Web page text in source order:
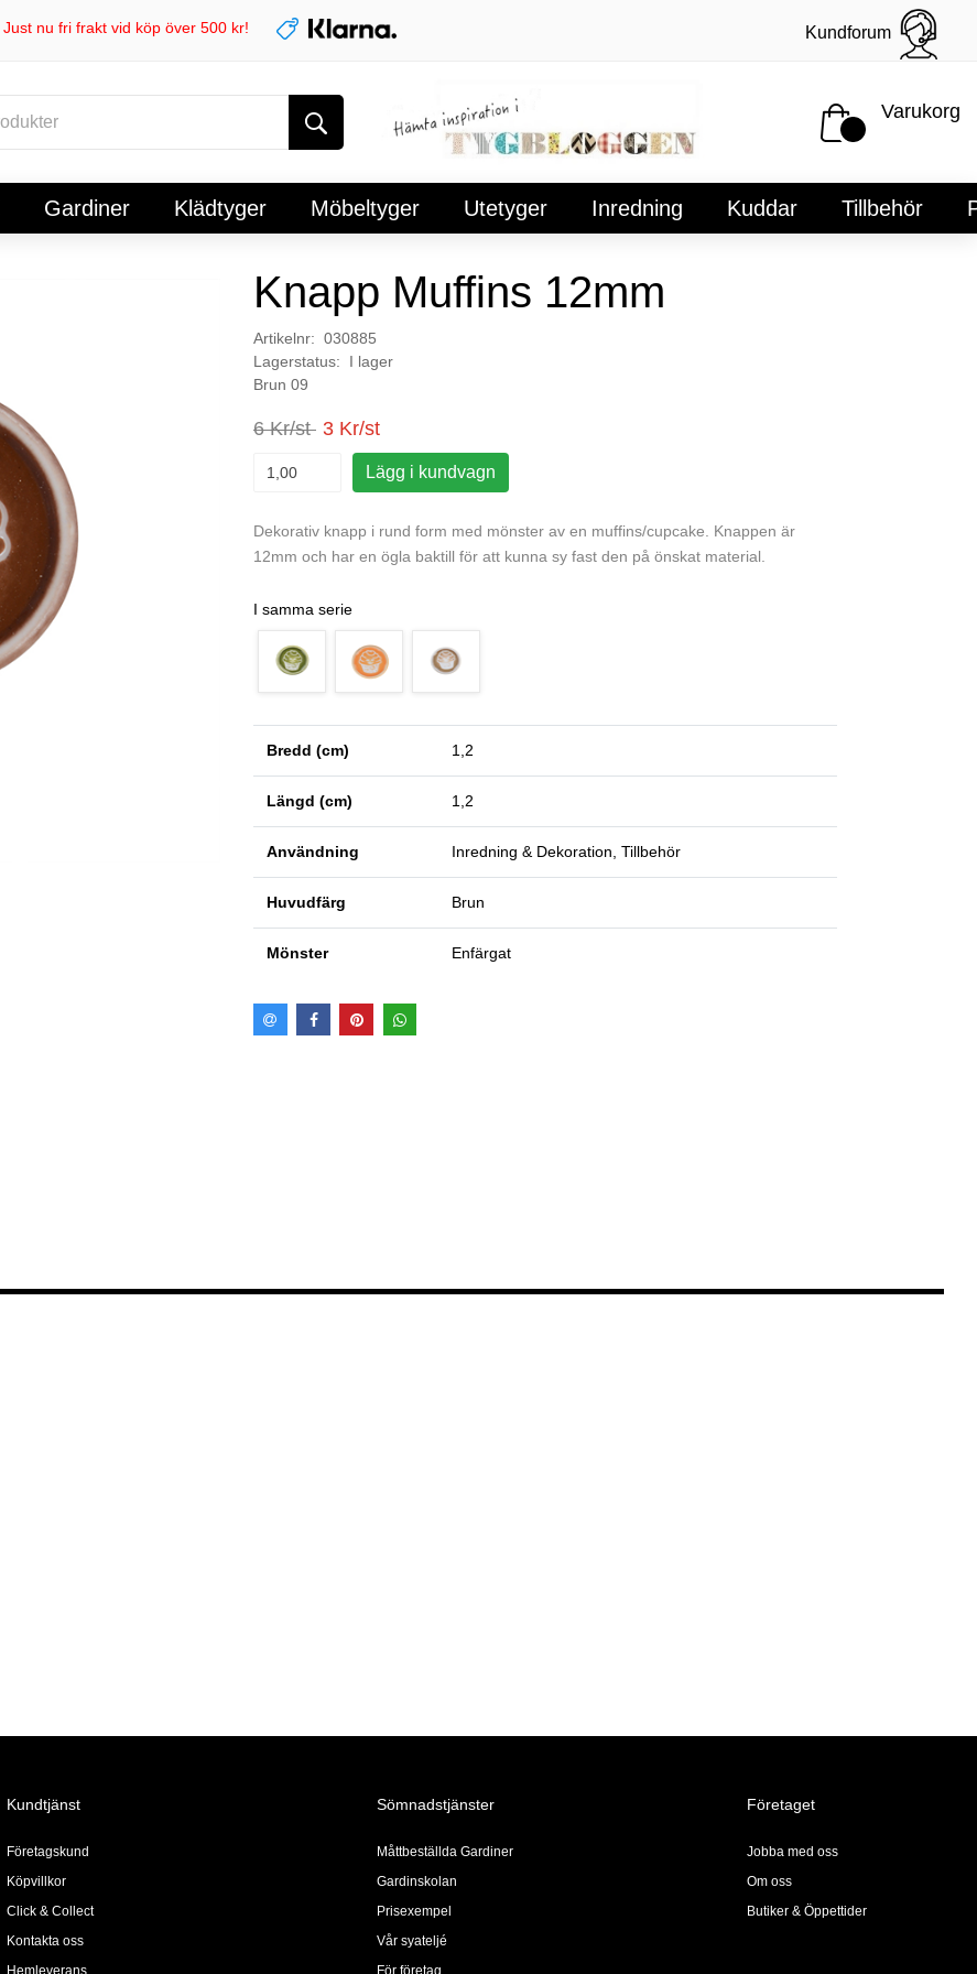
Just nu fri frakt vid köp över 500 kr! Kundforum
Varukorg
Gardiner Klädtyger Möbeltyger Utetyger Inredning Kuddar Tillbehör
Knapp Muffins 12mm
Artikelnr: 030885
Lagerstatus: I lager
Brun 09
6 Kr/st 3 Kr/st
Lägg i kundvagn
Dekorativ knapp i rund form med mönster av en muffins/cupcake. Knappen är
12mm och har en ögla baktill för att kunna sy fast den på önskat material.
I samma serie
Bredd (cm) 1,2
Längd (cm) 1,2
Användning Inredning & Dekoration, Tillbehör
Huvudfärg Brun
Mönster Enfärgat
Kundtjänst
Företagskund
Köpvillkor
Click & Collect
Kontakta oss
Sömnadstjänster
Måttbeställda Gardiner
Gardinskolan
Prisexempel
Vår syateljé
Företaget
Jobba med oss
Om oss
Butiker & Öppettider